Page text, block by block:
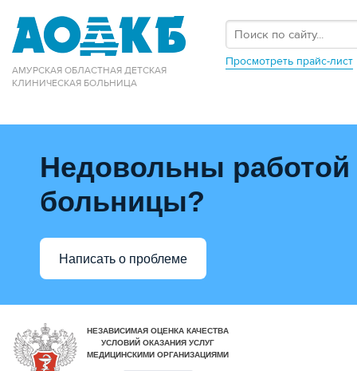
АМУРСКАЯ ОБЛАСТНАЯ ДЕТСКАЯ
КЛИНИЧЕСКАЯ БОЛЬНИЦА
Просмотреть прайс-лист
Недовольны работой
больницы?
Написать о проблеме